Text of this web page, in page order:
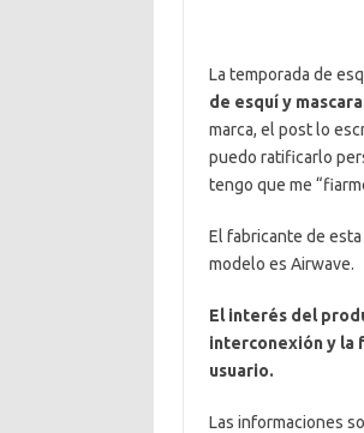
La temporada de
de esquí y
marca, el post lo
puedo ratificarlo
tengo que me
El fabricante de
modelo es Airwave.
El interés del
interconexión y la
usuario.
Las informaciones